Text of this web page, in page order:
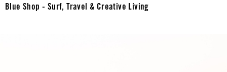
Blue Shop - Surf, Travel & Creative Living